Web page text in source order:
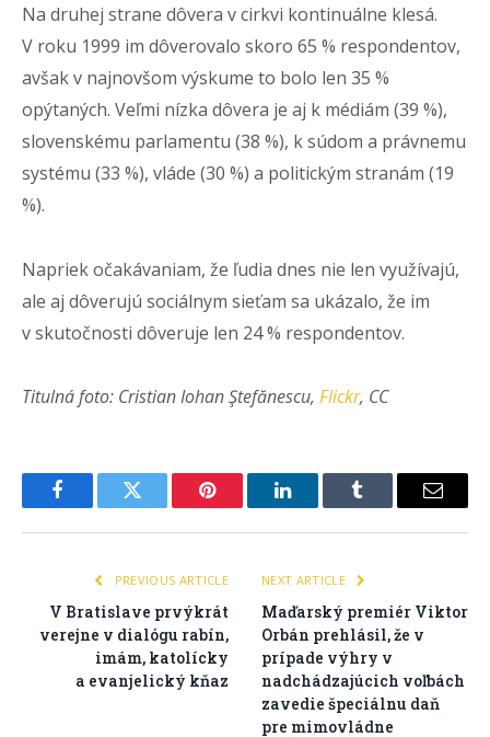
Na druhej strane dôvera v cirkvi kontinuálne klesá.
V roku 1999 im dôverovalo skoro 65 % respondentov,
avšak v najnovšom výskume to bolo len 35 %
opýtaných. Veľmi nízka dôvera je aj k médiám (39 %),
slovenskému parlamentu (38 %), k súdom a právnemu
systému (33 %), vláde (30 %) a politickým stranám (19
%).
Napriek očakávaniam, že ľudia dnes nie len využívajú,
ale aj dôverujú sociálnym sieťam sa ukázalo, že im
v skutočnosti dôveruje len 24 % respondentov.
Titulná foto: Cristian Iohan Ştefănescu, Flickr, CC
FacebookTwitter Pinterest LinkedInTumblr Email
PREVIOUS ARTICLE
V Bratislave prvýkrát
verejne v dialógu rabín,
imám, katolícky
a evanjelický kňaz
NEXT ARTICLE
Maďarský premiér Viktor
Orbán prehlásil, že v
prípade výhry v
nadchádzajúcich voľbách
zavedie špeciálnu daň
pre mimovládne